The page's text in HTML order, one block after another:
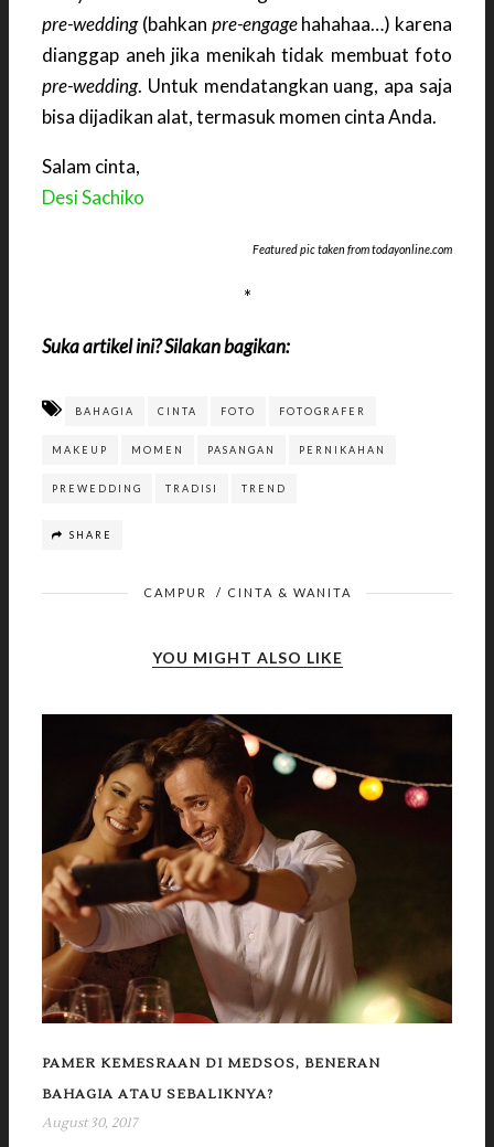
pre-wedding(bahkan pre-engagehahahaa…) karena
dianggap aneh jika menikah tidak membuat foto
pre-wedding. Untuk mendatangkan uang, apa saja
bisa dijadikan alat, termasuk momen cinta Anda.
Salam cinta,
Desi Sachiko
Featured pic taken from todayonline.com
*
Suka artikel ini? Silakan bagikan:
BAHAGIA CINTA FOTO FOTOGRAFER
MAKEUP MOMEN PASANGAN PERNIKAHAN
PREWEDDING TRADISI TREND
SHARE
CAMPUR / CINTA & WANITA
YOU MIGHT ALSO LIKE
PAMER KEMESRAAN DI MEDSOS, BENERAN
BAHAGIA ATAU SEBALIKNYA?
August 30, 2017